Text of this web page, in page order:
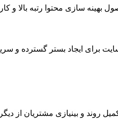
بهینه سازی محتوا رتبه بالا و
برای ایجاد بستر گسترده و سریع
روند و بینیازی مشتریان از